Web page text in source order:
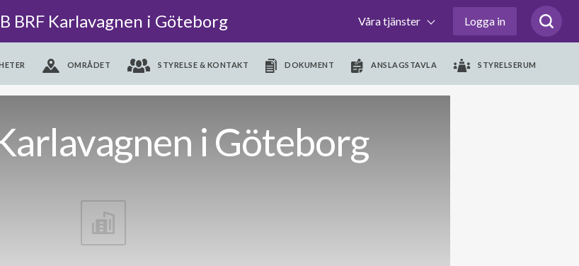
BRF Karlavagnen i Göteborg Våra tjänster Logga in
OMRÅDET STYRELSE & KONTAKT DOKUMENT ANSLAGSTAVLA STYRELSERUM
i Göteborg